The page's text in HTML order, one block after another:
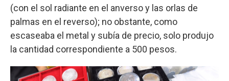
(con el sol radiante en el anverso y las orlas de
palmas en el reverso); no obstante, como
escaseaba el metal y subía de precio, solo produjo
la cantidad correspondiente a 500 pesos.